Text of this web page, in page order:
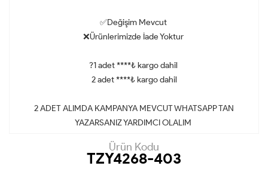
✅Değişim Mevcut
❌Ürünlerimizde İade Yoktur
?1 adet ****₺ kargo dahil
2 adet ****₺ kargo dahil
2 ADET ALIMDA KAMPANYA MEVCUT WHATSAPP TAN
YAZARSANIZ YARDIMCI OLALIM
Ürün Kodu
TZY4268-403